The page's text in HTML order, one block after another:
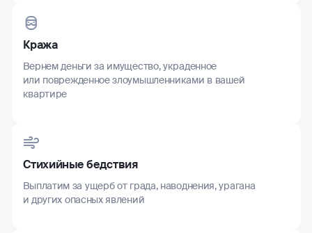
Кража
Вернем деньги за имущество, украденное
или поврежденное злоумышленниками в вашей
квартире
Стихийные бедствия
Выплатим за ущерб от града, наводнения, урагана
и других опасных явлений